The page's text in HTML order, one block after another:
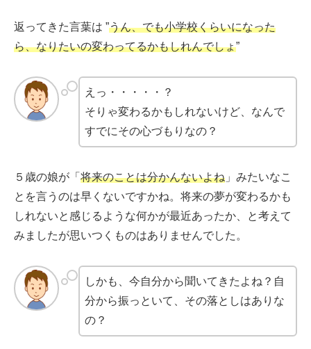
返ってきた言葉は ”うん、でも小学校くらいになった
ら、なりたいの変わってるかもしれんでしょ”
えっ・・・・・？
そりゃ変わるかもしれないけど、なんで
すでにその心づもりなの？
５歳の娘が「 将来のことは分かんないよね 」みたいなこ
とを言うのは早くないですかね。将来の夢が変わるかも
しれないと感じるような何かが最近あったか、と考えて
みましたが思いつくものはありませんでした。
しかも、今自分から聞いてきたよね？自
分から振っといて、その落としはありな
の？